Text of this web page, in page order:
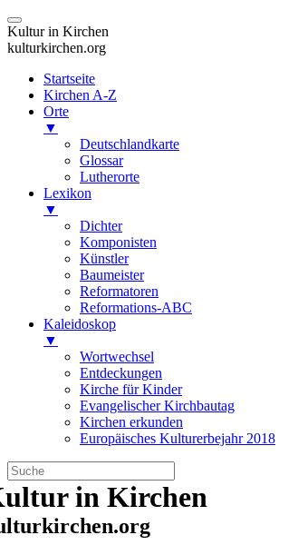
Kultur in Kirchen
kulturkirchen.org
Startseite
Kirchen A-Z
Orte
▼
Deutschlandkarte
Glossar
Lutherorte
Lexikon
▼
Dichter
Komponisten
Künstler
Baumeister
Reformatoren
Reformations-ABC
Kaleidoskop
▼
Wortwechsel
Entdeckungen
Kirche für Kinder
Evangelischer Kirchbautag
Kirchen erkunden
Europäisches Kulturerbejahr 2018
Zum
Inhalt
springen
in Kirchen